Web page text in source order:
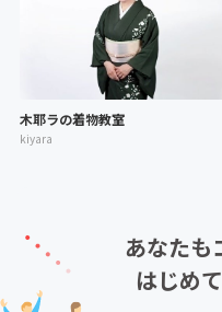
木耶ラの着物教室
kiyara
あなたも
はじめ